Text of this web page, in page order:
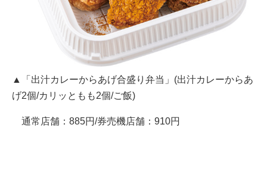
▲「出汁カレーからあげ合盛り弁当」(出汁カレーからあ
げ2個/カリッともも2個/ご飯)
通常店舗：885円/券売機店舗：910円